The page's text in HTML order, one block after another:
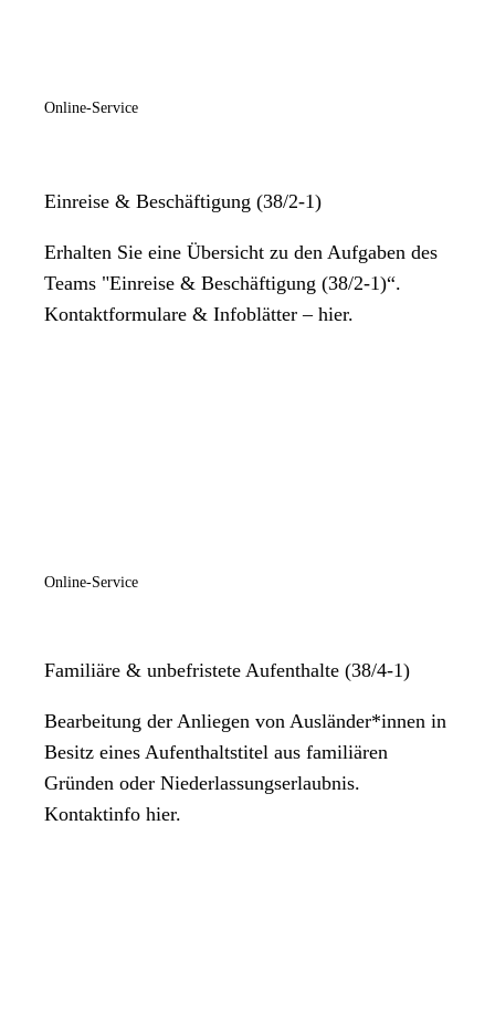
Online-Service
Einreise & Beschäftigung (38/2-1)
Erhalten Sie eine Übersicht zu den Aufgaben des
Teams "Einreise & Beschäftigung (38/2-1)“.
Kontaktformulare & Infoblätter – hier.
Online-Service
Familiäre & unbefristete Aufenthalte (38/4-1)
Bearbeitung der Anliegen von Ausländer*innen in
Besitz eines Aufenthaltstitel aus familiären
Gründen oder Niederlassungserlaubnis.
Kontaktinfo hier.